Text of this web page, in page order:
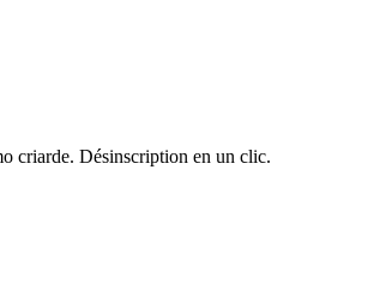
criarde. Désinscription en un clic.